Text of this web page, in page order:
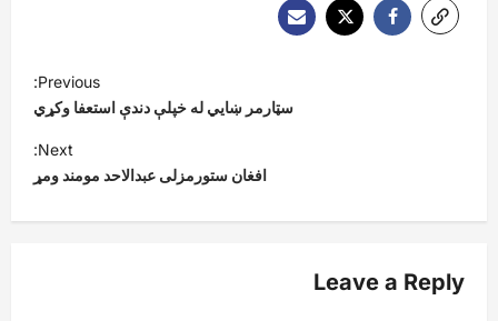
v
Previous:
سټارمر ښايي له خپلې دندې استعفا وکړي
Next:
افغان ستورمزلی عبدالاحد مومند ومړ
Leave a Reply